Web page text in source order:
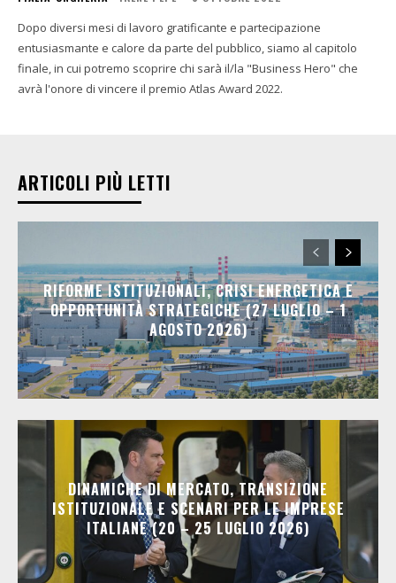
Dopo diversi mesi di lavoro gratificante e partecipazione
entusiasmante e calore da parte del pubblico, siamo al capitolo
finale, in cui potremo scoprire chi sarà il/la "Business Hero" che
avrà l'onore di vincere il premio Atlas Award 2022.
ARTICOLI PIÙ LETTI
RIFORME ISTITUZIONALI, CRISI ENERGETICA E
OPPORTUNITÀ STRATEGICHE (27 LUGLIO – 1
AGOSTO 2026)
DINAMICHE DI MERCATO, TRANSIZIONE
ISTITUZIONALE E SCENARI PER LE IMPRESE
ITALIANE (20 – 25 LUGLIO 2026)